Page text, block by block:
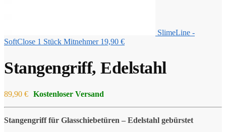
SlimeLine -
SoftClose 1 Stück Mitnehmer 19,90 €
Stangengriff, Edelstahl
89,90 €
Stangengriff für Glasschiebetüren – Edelstahl gebürstet